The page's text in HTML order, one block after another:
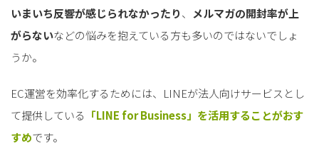
いまいち反響が感じられなかったり、
メルマガの開封率が上
がらないなどの悩みを抱えている方も多いのではないでしょ
うか。
EC運営を効率化するためには、LINEが法人向けサービスとし
て提供している 「LINE for Business」を活用することがおす
すめです。